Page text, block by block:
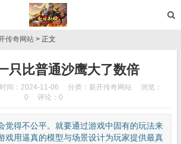
传奇网站 > 正文
只比普通沙鹰大了数倍
间：2024-11-06 分类： 新开传奇网站
浏览：
0
评论：0
得不公平。就要通过游戏中固有的玩法来
戏用逼真的模型与场景设计为玩家提供最真